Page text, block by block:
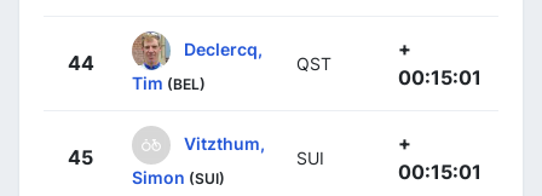
44
Declercq,
Tim (BEL)
QST
+
00:15:01
45
Vitzthum,
Simon (SUI)
SUI
+
00:15:01